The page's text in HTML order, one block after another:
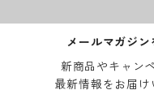
メールマガジン
新商品やキャン
最新情報をお届け